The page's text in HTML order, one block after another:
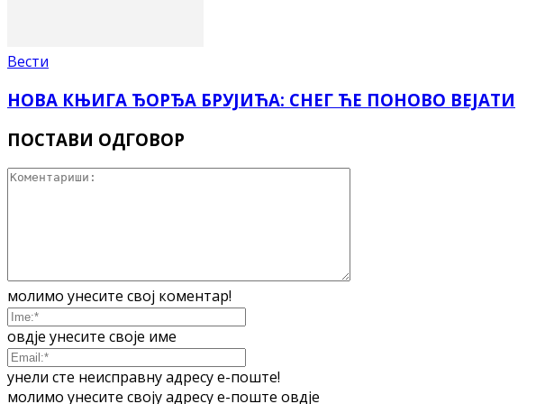
Вести
НОВА КЊИГА ЂОРЂА БРУЈИЋА: СНЕГ ЋЕ ПОНОВО ВЕЈАТИ
ПОСТАВИ ОДГОВОР
молимо унесите свој коментар!
овдје унесите своје име
унели сте неисправну адресу е-поште!
молимо унесите своју адресу е-поште овдје